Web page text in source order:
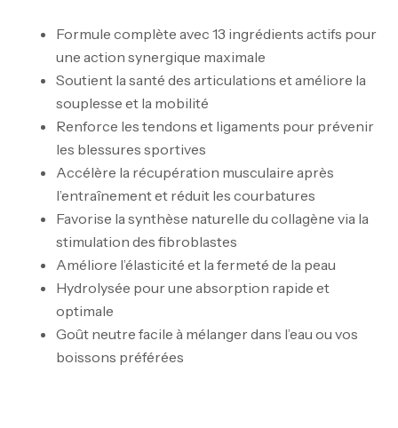
Formule complète avec 13 ingrédients actifs pour
une action synergique maximale
Soutient la santé des articulations et améliore la
souplesse et la mobilité
Renforce les tendons et ligaments pour prévenir
les blessures sportives
Accélère la récupération musculaire après
l’entraînement et réduit les courbatures
Favorise la synthèse naturelle du collagène via la
stimulation des fibroblastes
Améliore l’élasticité et la fermeté de la peau
Hydrolysée pour une absorption rapide et
optimale
Goût neutre facile à mélanger dans l’eau ou vos
boissons préférées